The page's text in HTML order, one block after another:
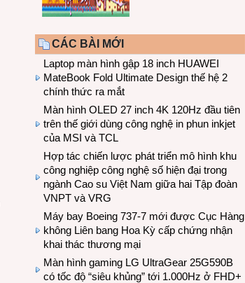
CÁC BÀI MỚI
Laptop màn hình gập 18 inch HUAWEI
MateBook Fold Ultimate Design thế hệ 2
chính thức ra mắt
Màn hình OLED 27 inch 4K 120Hz đầu tiên
trên thế giới dùng công nghệ in phun inkjet
của MSI và TCL
Hợp tác chiến lược phát triển mô hình khu
công nghiệp công nghệ số hiện đại trong
ngành Cao su Việt Nam giữa hai Tập đoàn
VNPT và VRG
Máy bay Boeing 737-7 mới được Cục Hàng
không Liên bang Hoa Kỳ cấp chứng nhận
khai thác thương mại
Màn hình gaming LG UltraGear 25G590B
có tốc độ “siêu khủng” tới 1.000Hz ở FHD+